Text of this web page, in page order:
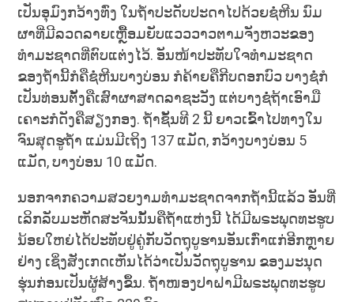
ເປັນອຸມົງກວ້າງທົ່ງ ໃນຖ້ຳປະດັບປະດາໄປດ້ວຍຊໍ່ຫີນ ນົມ
ຜາທີ່ມີລວດລາຍເຫຼື້ອມຍັບແວວວາວຕາມຈັງຫວະຂອງ
ທຳມະຊາດທີ່ຕົບແຕ່ງໄວ້. ອັນໜ້າປະທັບໃຈທຳມະຊາດ
ຂອງຖ້ຳນີ້ກໍຄືຊໍ່ຫີນບາງບ່ອນ ກໍຄ້າຍຄືກີບດອກບົວ ບາງຊໍ່ກໍ
ເປັນທ່ອນຕັ້ງຄືເສົາຜາສາດລາຊະວັງ ແຕ່ບາງຊໍ່ຖ້າເອົາມື
ເຄາະກໍດັງຄືສຽງກອງ. ຖ້ຳຊັ້ນທີ 2 ນີ້ ຍາວເຂົ້າໄປທາງໃນ
ຈົນສຸດຮູຖ້ຳ ແມ່ນມີເຖິງ 137 ແມັດ, ກວ້າງບາງບ່ອນ 5
ແມັດ, ບາງບ່ອນ 10 ແມັດ.
ນອກຈາກຄວາມສວຍງາມທຳມະຊາດຈາກຖ້ຳນີ້ແລ້ວ ອັນທີ່
ເລິກລັບມະຫັດສະຈັນນັ້ນຄືຖ້ຳແຫ່ງນີ້ ໄດ້ມີພຣະພຸດທະຮູບ
ນ້ອຍໃຫຍ່ໄດ້ປະທັບຢູ່ຄູ່ກັບວັດຖຸບູຮານອັນເກົ່າແກ່ອີກຫຼາຍ
ຢ່າງ ເຊິ່ງສັງເກດເຫັນໄດ້ວ່າເປັນວັດຖຸບູຮານ ຂອງມະນຸດ
ຮຸ່ນກ່ອນເປັນຜູ້ສ້າງຂຶ້ນ. ຖ້ຳໜອງປາຝາມີພຣະພຸດທະຮູບ